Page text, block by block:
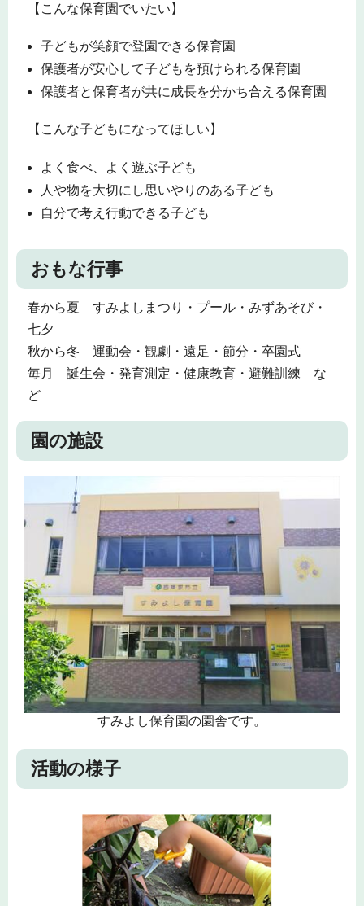
【こんな保育園でいたい】
子どもが笑顔で登園できる保育園
保護者が安心して子どもを預けられる保育園
保護者と保育者が共に成長を分かち合える保育園
【こんな子どもになってほしい】
よく食べ、よく遊ぶ子ども
人や物を大切にし思いやりのある子ども
自分で考え行動できる子ども
おもな行事
春から夏 すみよしまつり・プール・みずあそび・
七夕
秋から冬 運動会・観劇・遠足・節分・卒園式
毎月 誕生会・発育測定・健康教育・避難訓練 な
ど
園の施設
すみよし保育園の園舎です。
活動の様子